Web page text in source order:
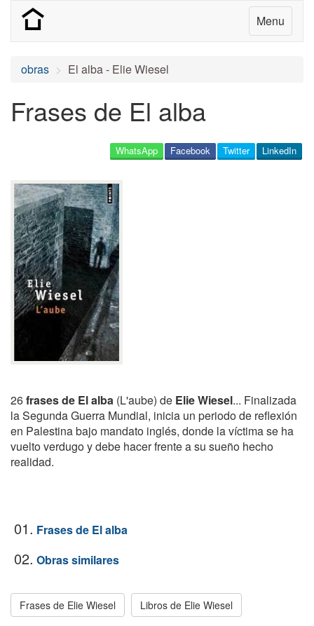
Menu
obras El alba - Elie Wiesel
Frases de El alba
LinkedIn
Twitter
Facebook
WhatsApp
26frases de El alba (L'aube) de Elie Wiesel... Finalizada
la Segunda Guerra Mundial, inicia un periodo de reflexión
en Palestina bajo mandato inglés, donde la víctima se ha
vuelto verdugo y debe hacer frente a su sueño hecho
realidad.
01. Frases de El alba
02. Obras similares
Frases de Elie Wiesel Libros de Elie Wiesel